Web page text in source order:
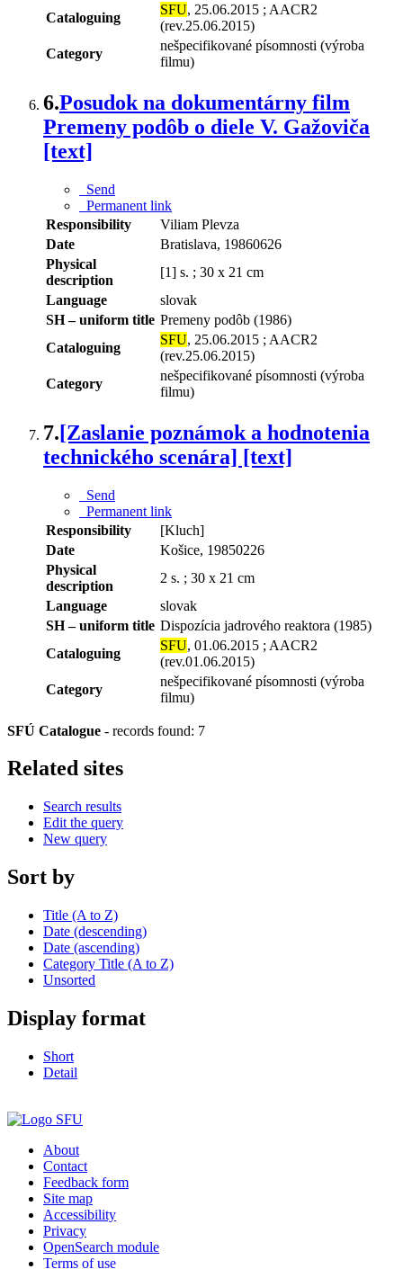
Cataloguing
SFU, 25.06.2015 ; AACR2
(rev.25.06.2015)
Category
nešpecifikované písomnosti (výroba
filmu)
6.Posudok na dokumentárny film
Premeny podôb o diele V. Gažoviča
[text]
Send
Permanent link
Responsibility
Viliam Plevza
Date
Bratislava, 19860626
Physical
description
[1] s. ; 30 x 21 cm
Language
slovak
SH – uniform title Premeny podôb (1986)
Cataloguing
SFU, 25.06.2015 ; AACR2
(rev.25.06.2015)
Category
nešpecifikované písomnosti (výroba
filmu)
7.[Zaslanie poznámok a hodnotenia
technického scenára] [text]
Send
Permanent link
Responsibility
[Kluch]
Date
Košice, 19850226
Physical
description
2 s. ; 30 x 21 cm
Language
slovak
SH – uniform title Dispozícia jadrového reaktora (1985)
Cataloguing
SFU, 01.06.2015 ; AACR2
(rev.01.06.2015)
Category
nešpecifikované písomnosti (výroba
filmu)
SFÚ Catalogue - records found: 7
Related sites
Search results
Edit the query
New query
Sort by
Title (A to Z)
Date (descending)
Date (ascending)
Category Title (A to Z)
Unsorted
Display format
Short
Detail
About
Contact
Feedback form
Site map
Accessibility
Privacy
OpenSearch module
Terms of use